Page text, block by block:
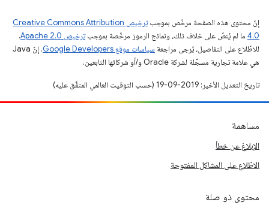
إنّ محتوى هذه الصفحة مرخّص بموجب
ترخيص Creative Commons Attribution
4.0‏ ما لم يُنصّ على خلاف ذلك، ونماذج الرموز مرخّصة بموجبترخيص Apache 2.0‏
.
للاطّلاع على التفاصيل، يُرجى مراجعة سياسات موقع Google Developers‏
. إنّ Java
هي علامة تجارية مسجَّلة لشركة Oracle و/أو شركائها التابعين.
تاريخ التعديل الأخير: 2019-09-19 (حسب التوقيت العالمي المتفَّق عليه)
مساهمة
الإبلاغ عن خطأ
الاطّلاع على المشاكل المفتوحة
محتوى ذو صلة